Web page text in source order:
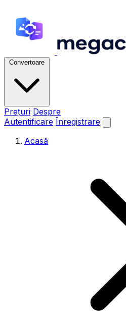
Convertoare
Prețuri Despre
Autentificare Înregistrare
Acasă